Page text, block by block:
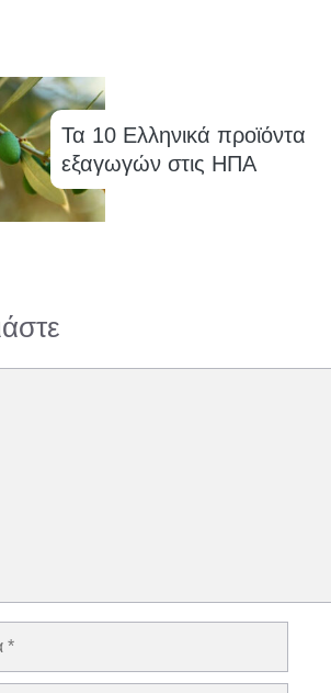
Τα 10 Ελληνικά προϊόντα
εξαγωγών στις ΗΠΑ